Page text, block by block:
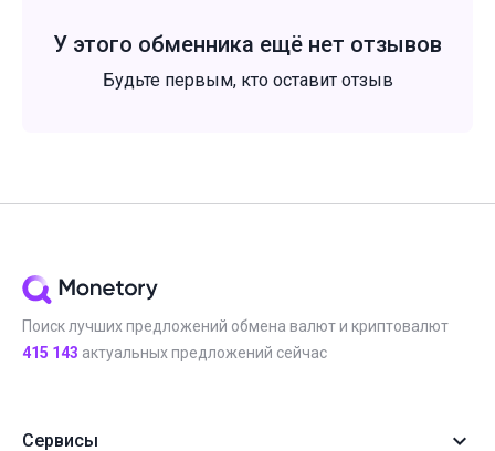
У этого обменника ещё нет отзывов
Будьте первым, кто оставит отзыв
Поиск лучших предложений обмена валют и криптовалют
415 143 актуальных предложений сейчас
Сервисы